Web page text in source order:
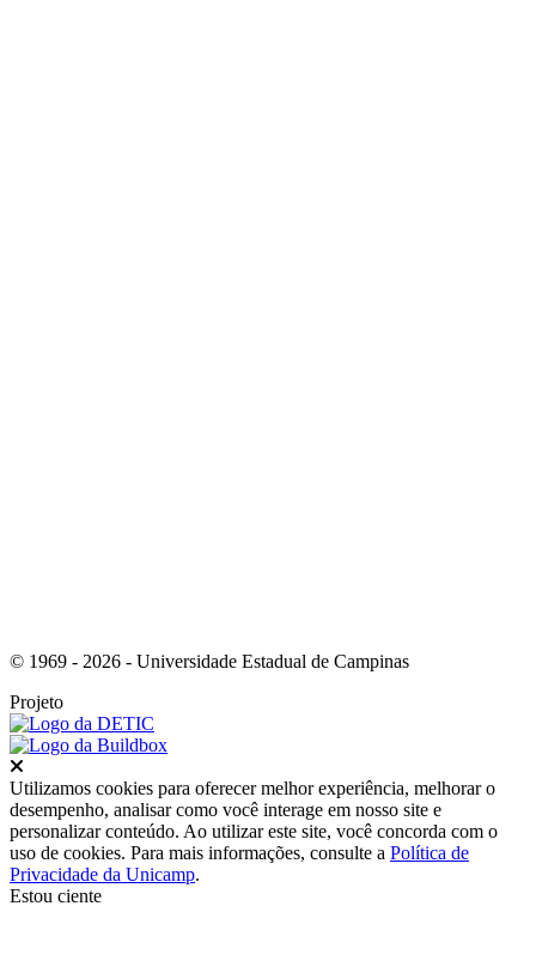
© 1969 - 2026 - Universidade Estadual de Campinas
Projeto
Utilizamos cookies para oferecer melhor experiência, melhorar o
desempenho, analisar como você interage em nosso site e
personalizar conteúdo. Ao utilizar este site, você concorda com o
uso de cookies. Para mais informações, consulte a Política de
Privacidade da Unicamp.
Estou ciente